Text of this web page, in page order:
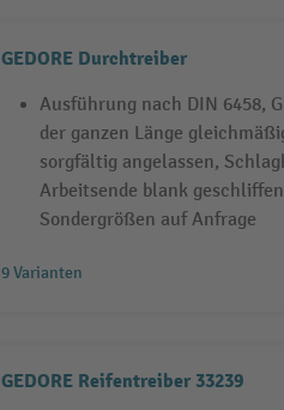
GEDORE Durchtreiber
Ausführung nach DIN 6458,
der ganzen Länge
sorgfältig angelassen,
Arbeitsende blank
Sondergrößen auf Anfrage
9 Varianten
GEDORE Reifentreiber 33239